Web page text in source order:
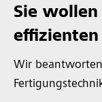
Sie
Wir